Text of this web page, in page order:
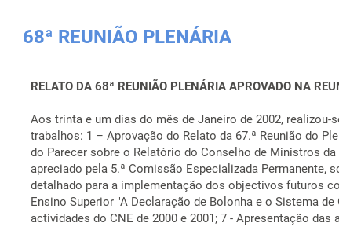
68ª REUNIÃO PLENÁRIA
RELATO DA 68ª REUNIÃO PLENÁRIA APROVADO NA
Aos trinta e um dias do mês de Janeiro de 2002,
trabalhos: 1 – Aprovação do Relato da 67.ª Reunião do
do Parecer sobre o Relatório do Conselho de Ministros
apreciado pela 5.ª Comissão Especializada Permanente,
detalhado para a implementação dos objectivos futuros
Ensino Superior "A Declaração de Bolonha e o Sistema
actividades do CNE de 2000 e 2001; 7 - Apresentação das